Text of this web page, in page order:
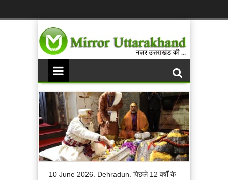
10 June 2026. Dehradun. पिछले 12 वर्षों के